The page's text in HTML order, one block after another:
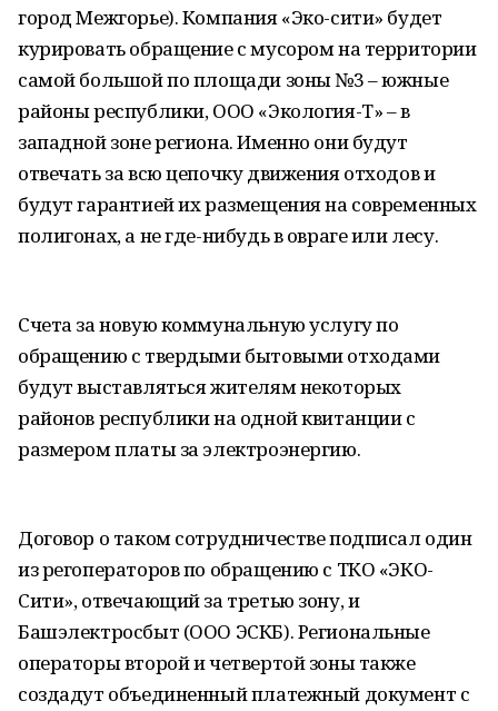
город Межгорье). Компания «Эко-сити» будет
курировать обращение с мусором на территории
самой большой по площади зоны №3 – южные
районы республики, ООО «Экология-Т» – в
западной зоне региона. Именно они будут
отвечать за всю цепочку движения отходов и
будут гарантией их размещения на современных
полигонах, а не где-нибудь в овраге или лесу.
Счета за новую коммунальную услугу по
обращению с твердыми бытовыми отходами
будут выставляться жителям некоторых
районов республики на одной квитанции с
размером платы за электроэнергию.
Договор о таком сотрудничестве подписал один
из регоператоров по обращению с ТКО «ЭКО-
Сити», отвечающий за третью зону, и
Башэлектросбыт (ООО ЭСКБ). Региональные
операторы второй и четвертой зоны также
создадут объединенный платежный документ с